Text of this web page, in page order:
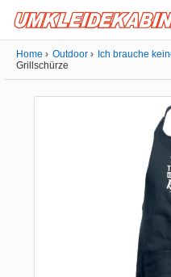
Home Outdoor
Ich brauche
Grillschürze